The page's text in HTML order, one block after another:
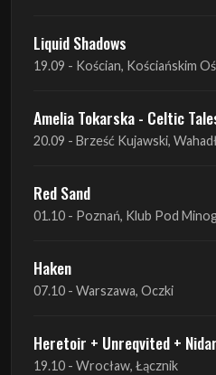
Liquid Shadows
19.09 - Kościan, Kościańskim
Amelia Tokarska - Celtic
20.09 - Brześć Kujawski,
Red Sand
01.10 - Poznań, Klub Pod
Haken
07.10 - Warszawa, Oczki
Heretoir + Unreqvited +
19.10 - Wrocław, Łącznik